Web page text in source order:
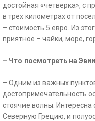
достойная «четверка», с
в трех километрах от
– стоимость 5 евро. Из
приятное – чайки, море,
– Что посмотреть на
– Одним из важных
достопримечательность
стоячие волны.
Северную Грецию, и